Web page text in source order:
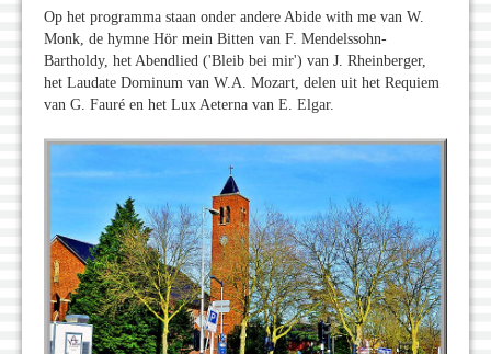
Op het programma staan onder andere Abide with me van W.
Monk, de hymne Hör mein Bitten van F. Mendelssohn-
Bartholdy, het Abendlied ('Bleib bei mir') van J. Rheinberger,
het Laudate Dominum van W.A. Mozart, delen uit het Requiem
van G. Fauré en het Lux Aeterna van E. Elgar.